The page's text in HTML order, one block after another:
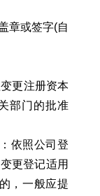
章或签字(自
更注册资本
部门的批准
依照公司登
更登记适用
，一般应提